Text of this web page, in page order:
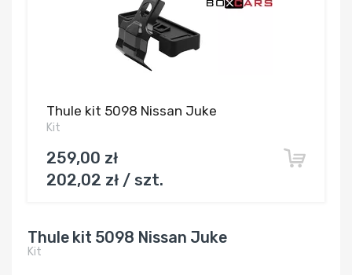
Thule kit 5098 Nissan Juke
Kit
259,00 zł
202,02 zł / szt.
Thule kit 5098 Nissan Juke
Kit